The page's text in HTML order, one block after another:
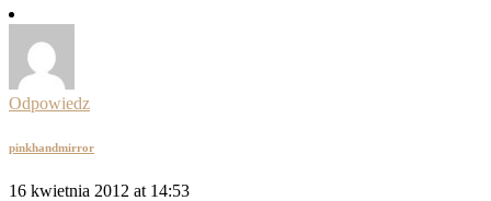
Odpowiedz
pinkhandmirror
16 kwietnia 2012 at 14:53